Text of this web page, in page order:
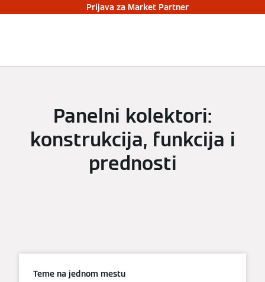
Prijava za Market Partner
Panelni kolektori:
konstrukcija, funkcija i
prednosti
Teme na jednom mestu